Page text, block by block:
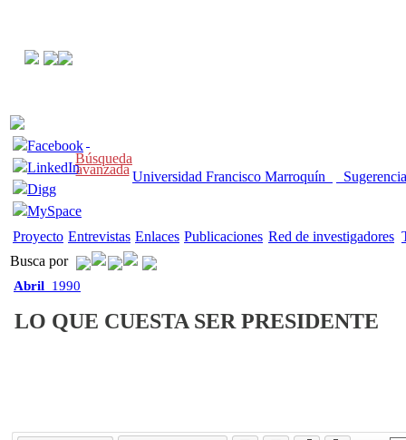
Facebook
LinkedIn
Digg
MySpace
Búsqueda
avanzada Universidad Francisco Marroquín
Proyecto Entrevistas Enlaces Publicaciones Red de investigadores
Busca por
Abril 1990
LO QUE CUESTA SER PRESIDENTE